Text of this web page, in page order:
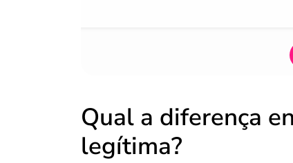
Qual a diferença
legítima?